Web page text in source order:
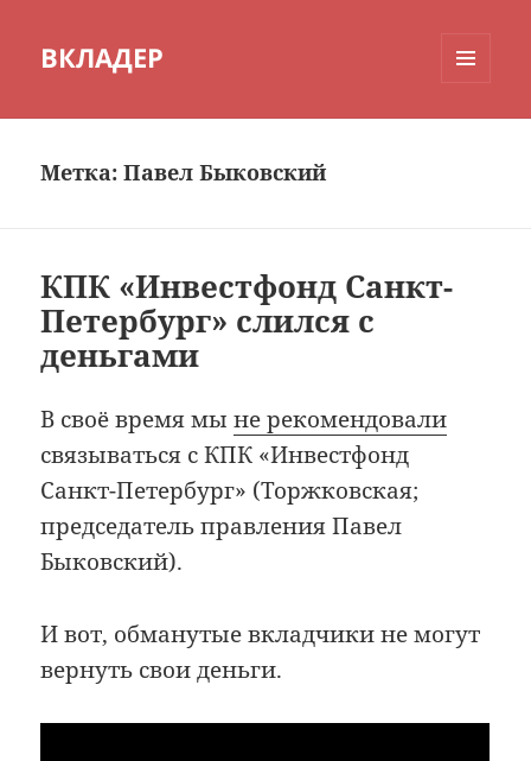
ВКЛАДЕР
Метка:Павел Быковский
КПК «Инвестфонд Санкт-
Петербург» слился с
деньгами
В своё время мыне рекомендовали
связываться с КПК «Инвестфонд
Санкт-Петербург» (Торжковская;
председатель правления Павел
Быковский).
И вот, обманутые вкладчики не могут
вернуть свои деньги.